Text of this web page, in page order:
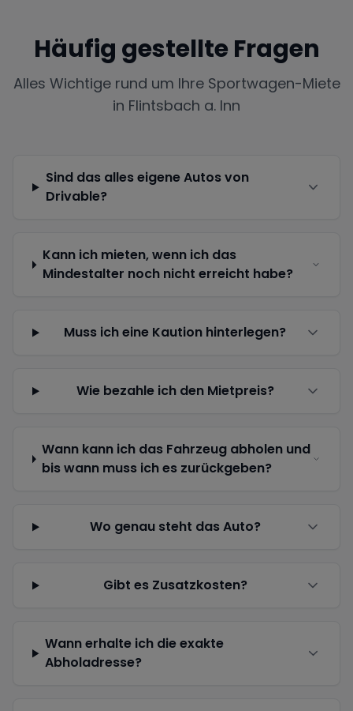
Häufig gestellte Fragen
Alles Wichtige rund um Ihre Sportwagen-Miete
in Flintsbach a. Inn
Sind das alles eigene Autos von
Drivable?
Kann ich mieten, wenn ich das
Mindestalter noch nicht erreicht habe?
Muss ich eine Kaution hinterlegen?
Wie bezahle ich den Mietpreis?
Wann kann ich das Fahrzeug abholen und
bis wann muss ich es zurückgeben?
Wo genau steht das Auto?
Gibt es Zusatzkosten?
Wann erhalte ich die exakte
Abholadresse?